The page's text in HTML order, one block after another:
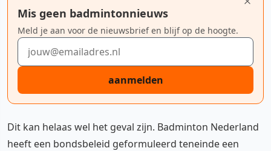
Mis geen badmintonnieuws
Meld je aan voor de nieuwsbrief en blijf op de hoogte.
E-mailadres
aanmelden
Dit kan helaas wel het geval zijn. Badminton Nederland
heeft een bondsbeleid geformuleerd teneinde een